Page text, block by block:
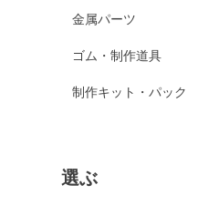
金属パーツ
ゴム・制作道具
制作キット・パック
選ぶ